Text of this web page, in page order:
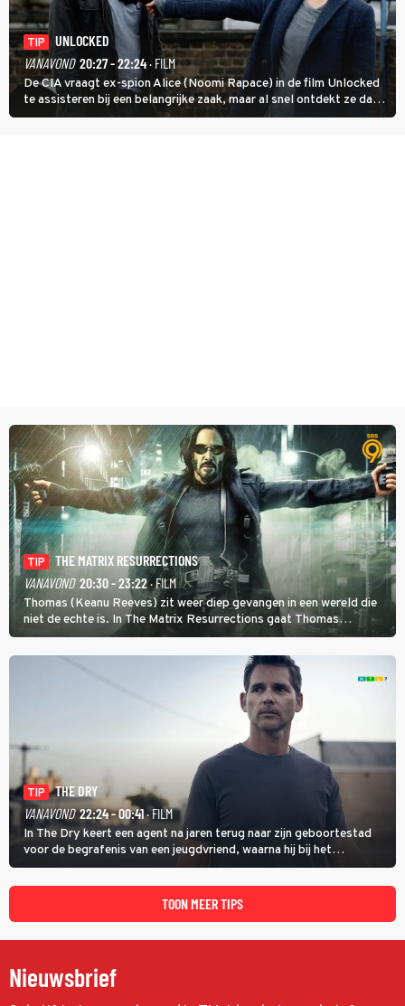
TIP
UNLOCKED
VANAVOND 20:27 - 22:24· FILM
De CIA vraagt ex-spion Alice (Noomi Rapace) in de film Unlocked
te assisteren bij een belangrijke zaak, maar al snel ontdekt ze dat
degene die haar aanstelde kwade bedoelingen heeft.
TIP
THE MATRIX RESURRECTIONS
VANAVOND 20:30 - 23:22· FILM
Thomas (Keanu Reeves) zit weer diep gevangen in een wereld die
niet de echte is. In The Matrix Resurrections gaat Thomas
proberen uit deze schijnwereld te ontsnappen.
TIP
THE DRY
VANAVOND 22:24 - 00:41· FILM
In The Dry keert een agent na jaren terug naar zijn geboortestad
voor de begrafenis van een jeugdvriend, waarna hij bij het
onderzoeken van diens dood een verband begint te vermoeden
met een oude zaak.
TOON MEER TIPS
Nieuwsbrief